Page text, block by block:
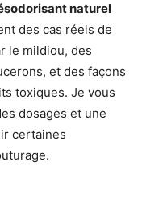
naturel
des cas réels de
le mildiou, des
et des façons
toxiques. Je vous
dosages et une
certaines